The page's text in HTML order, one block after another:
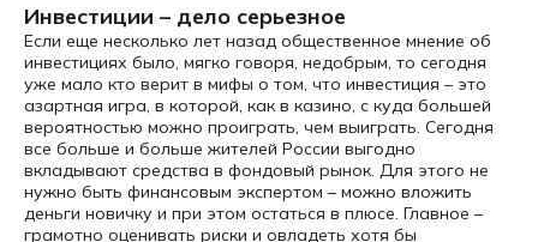
Инвестиции – дело серьезное
Если еще несколько лет назад общественное мнение об
инвестициях было, мягко говоря, недобрым, то сегодня
уже мало кто верит в мифы о том, что инвестиция – это
азартная игра, в которой, как в казино, с куда большей
вероятностью можно проиграть, чем выиграть. Сегодня
все больше и больше жителей России выгодно
вкладывают средства в фондовый рынок. Для этого не
нужно быть финансовым экспертом – можно вложить
деньги новичку и при этом остаться в плюсе. Главное –
грамотно оценивать риски и овладеть хотя бы